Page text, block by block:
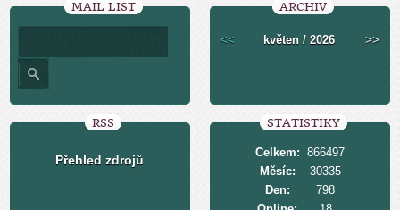
MAIL LIST ARCHIV
<< květen / 2026 >>
RSS
Přehled zdrojů
STATISTIKY
Celkem: 866497
Měsíc:
30335
Den:
798